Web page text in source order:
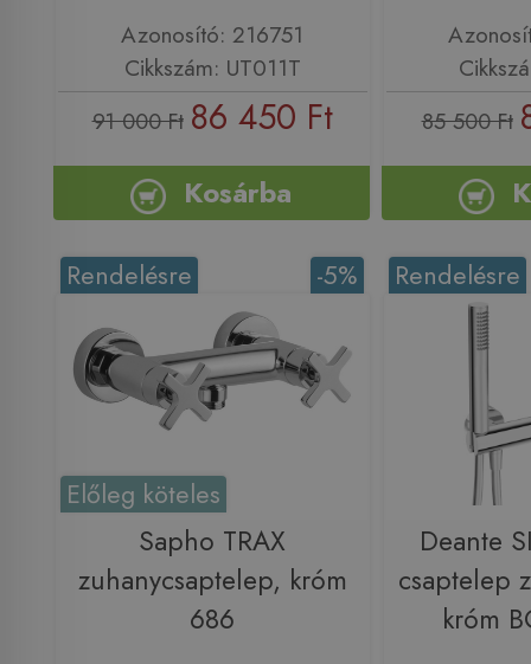
Azonosító: 216751
Cikkszám: UT011T
91 000 Ft 86 450 Ft
Kosárba
85 500 Ft
-5%
Rendelésre
Előleg köteles
Sapho TRAX
zuhanycsaptelep, króm
686
Rendelésre
Deante
csaptelep
króm